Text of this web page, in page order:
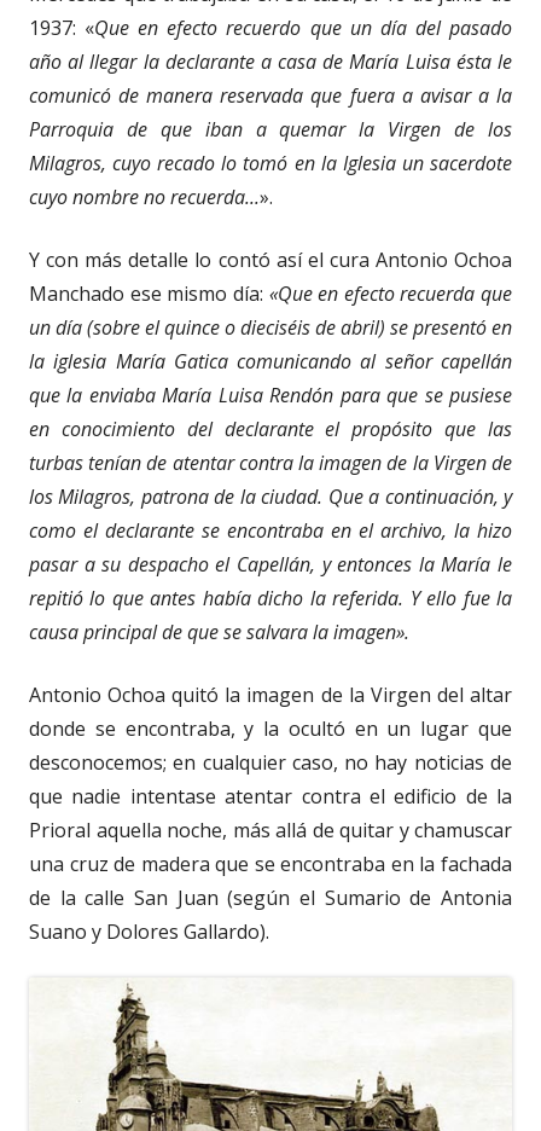
1937: «Que en efecto recuerdo que un día del pasado
año al llegar la declarante a casa de María Luisa ésta le
comunicó de manera reservada que fuera a avisar a la
Parroquia de que iban a quemar la Virgen de los
Milagros, cuyo recado lo tomó en la Iglesia un sacerdote
cuyo nombre no recuerda...».
Y con más detalle lo contó así el cura Antonio Ochoa
Manchado ese mismo día: «Que en efecto recuerda que
un día (sobre el quince o dieciséis de abril) se presentó en
la iglesia María Gatica comunicando al señor capellán
que la enviaba María Luisa Rendón para que se pusiese
en conocimiento del declarante el propósito que las
turbas tenían de atentar contra la imagen de la Virgen de
los Milagros, patrona de la ciudad. Que a continuación, y
como el declarante se encontraba en el archivo, la hizo
pasar a su despacho el Capellán, y entonces la María le
repitió lo que antes había dicho la referida. Y ello fue la
causa principal de que se salvara la imagen».
Antonio Ochoa quitó la imagen de la Virgen del altar
donde se encontraba, y la ocultó en un lugar que
desconocemos; en cualquier caso, no hay noticias de
que nadie intentase atentar contra el edificio de la
Prioral aquella noche, más allá de quitar y chamuscar
una cruz de madera que se encontraba en la fachada
de la calle San Juan (según el Sumario de Antonia
Suano y Dolores Gallardo).